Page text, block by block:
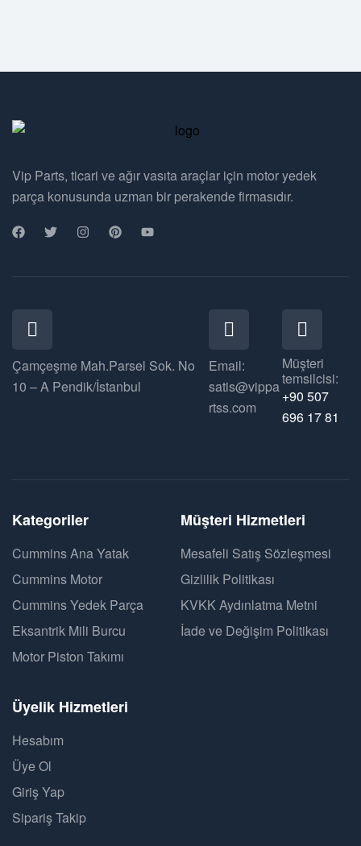
Vip Parts, ticari ve ağır vasıta araçlar için motor yedek
parça konusunda uzman bir perakende firmasıdır.
Çamçeşme Mah.Parsel Sok. No
10 – A Pendik/İstanbul
Email:
satis@vippa
rtss.com
Müşteri
temsilcisi:
+90 507
696 17 81
Kategoriler
Cummins Ana Yatak
Cummins Motor
Cummins Yedek Parça
Eksantrik Mili Burcu
Motor Piston Takımı
Müşteri Hizmetleri
Mesafeli Satış Sözleşmesi
Gizlilik Politikası
KVKK Aydınlatma Metni
İade ve Değişim Politikası
Üyelik Hizmetleri
Hesabım
Üye Ol
Giriş Yap
Sipariş Takip